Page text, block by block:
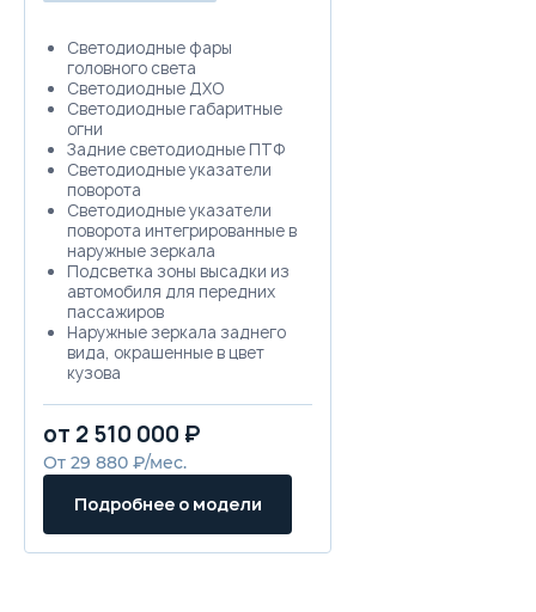
Светодиодные фары
головного света
Светодиодные ДХО
Светодиодные габаритные
огни
Задние светодиодные ПТФ
Светодиодные указатели
поворота
Светодиодные указатели
поворота интегрированные в
наружные зеркала
Подсветка зоны высадки из
автомобиля для передних
пассажиров
Наружные зеркала заднего
вида, окрашенные в цвет
кузова
Серебристая окантовка
боковых окон
Лекгосплавные диски R19
Рейлинги на крыше
Антенна "акулий плавник"
Дополнительный
светодиодный стоп-сигнал в
от 2 510 000 ₽
От 29 880 ₽/мес.
Подробнее о модели